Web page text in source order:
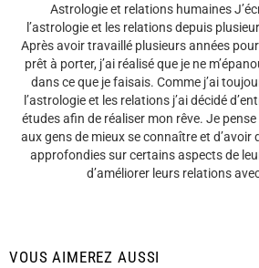
Astrologie et relations humaines
l’astrologie et les relations depuis
Après avoir travaillé plusieurs années
prêt à porter, j’ai réalisé que je ne
dans ce que je faisais. Comme j’ai
l’astrologie et les relations j’ai décidé
études afin de réaliser mon rêve. Je
aux gens de mieux se connaître et d’avoir
approfondies sur certains aspects de
d’améliorer leurs relations
VOUS AIMEREZ AUSSI